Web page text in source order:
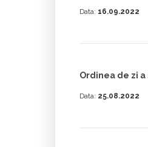
Data: 16.09.2022
Ordinea de zi
Data: 25.08.2022